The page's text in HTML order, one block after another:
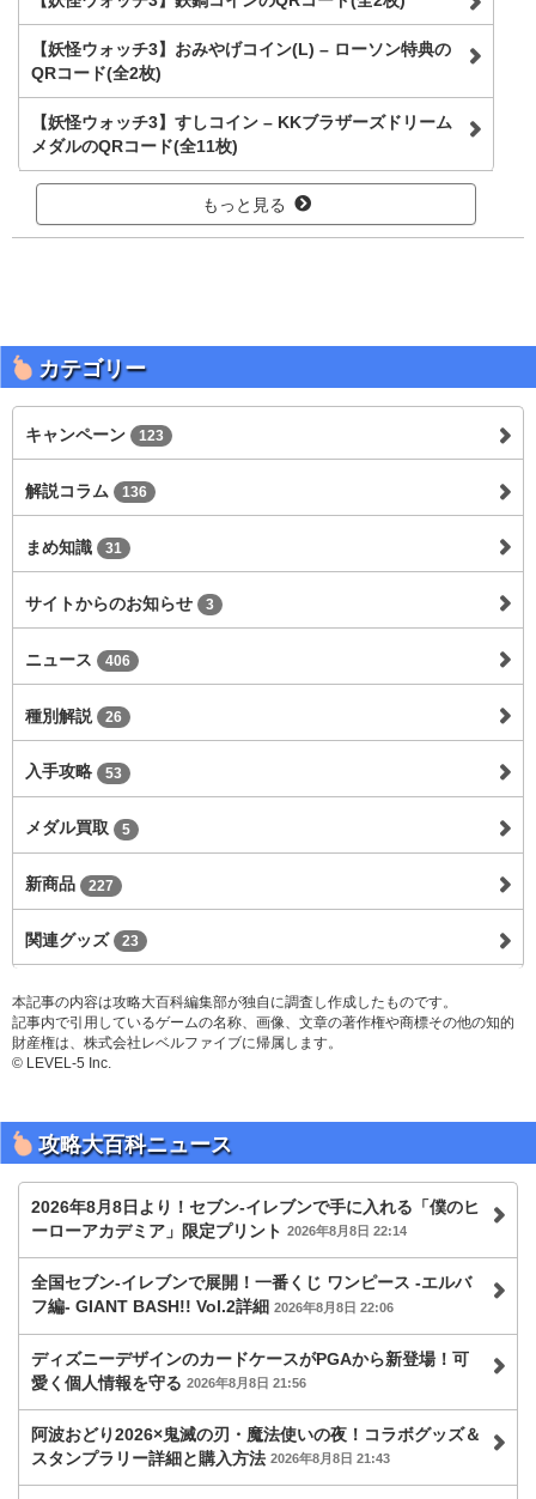
【妖怪ウォッチ3】おみやげコイン(L) – ローソン特典の
QRコード(全2枚)
【妖怪ウォッチ3】すしコイン – KKブラザーズドリーム
メダルのQRコード(全11枚)
もっと見る
カテゴリー
キャンペーン 123
解説コラム 136
まめ知識 31
サイトからのお知らせ 3
ニュース 406
種別解説 26
入手攻略 53
メダル買取 5
新商品 227
関連グッズ 23
本記事の内容は攻略大百科編集部が独自に調査し作成したものです。
記事内で引用しているゲームの名称、画像、文章の著作権や商標その他の知的
財産権は、株式会社レベルファイブに帰属します。
© LEVEL-5 Inc.
攻略大百科ニュース
2026年8月8日より！セブン‐イレブンで手に入れる「僕のヒ
ーローアカデミア」限定プリント 2026年8月8日 22:14
全国セブン‐イレブンで展開！一番くじ ワンピース -エルバ
フ編- GIANT BASH!! Vol.2詳細 2026年8月8日 22:06
ディズニーデザインのカードケースがPGAから新登場！可
愛く個人情報を守る 2026年8月8日 21:56
阿波おどり2026×鬼滅の刃・魔法使いの夜！コラボグッズ＆
スタンプラリー詳細と購入方法 2026年8月8日 21:43